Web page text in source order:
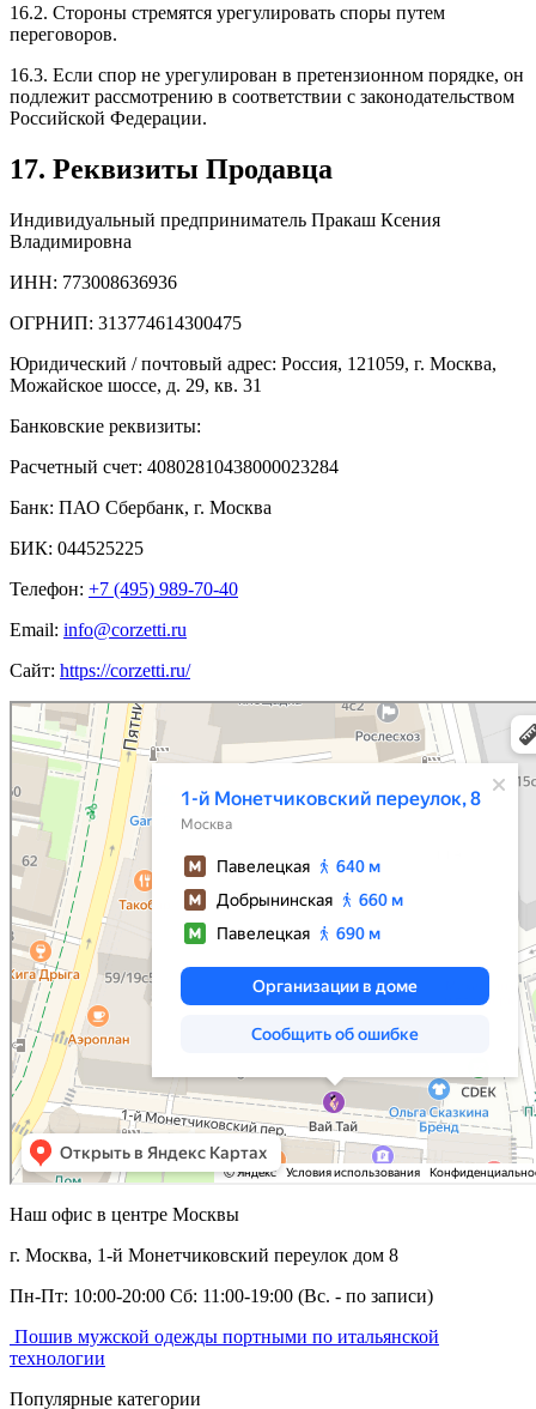
16.2. Стороны стремятся урегулировать споры путем
переговоров.
16.3. Если спор не урегулирован в претензионном порядке, он
подлежит рассмотрению в соответствии с законодательством
Российской Федерации.
17. Реквизиты Продавца
Индивидуальный предприниматель Пракаш Ксения
Владимировна
ИНН: 773008636936
ОГРНИП: 313774614300475
Юридический / почтовый адрес: Россия, 121059, г. Москва,
Можайское шоссе, д. 29, кв. 31
Банковские реквизиты:
Расчетный счет: 40802810438000023284
Банк: ПАО Сбербанк, г. Москва
БИК: 044525225
Телефон: +7 (495) 989-70-40
Email: info@corzetti.ru
Сайт: https://corzetti.ru/
Наш офис в центре Москвы
г. Москва, 1-й Монетчиковский переулок дом 8
Пн-Пт: 10:00-20:00 Сб: 11:00-19:00 (Вс. - по записи)
Пошив мужской одежды портными по итальянской
технологии
Популярные категории